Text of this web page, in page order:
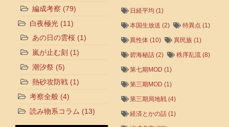
編成考察 (79)
白夜極光 (11)
あの日の雲桜 (1)
嵐が止む刻 (1)
潮汐祭 (5)
熱砂攻防戦 (1)
考察全般 (4)
読み物系コラム (13)
日経平均 (1)
本国生放送 (2) 特異点 (1)
異性体 (10) 異民族(1)
碧海秘話 (2) 秩序乱流(8)
第七期MOD (1)
第三期MOD (1)
第三期局地戦 (4)
経済とかの話 (1)